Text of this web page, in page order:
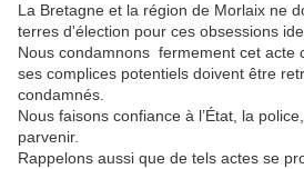
La Bretagne et la région de Morlaix ne
terres d'élection pour ces obsessions
Nous condamnons fermement cet acte
ses complices potentiels doivent être
condamnés.
Nous faisons confiance à l’État, la
parvenir.
Rappelons aussi que de tels actes se